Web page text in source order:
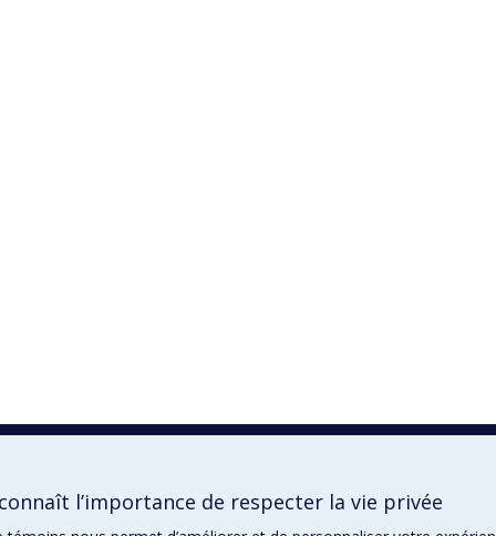
l’importance de respecter la vie privée